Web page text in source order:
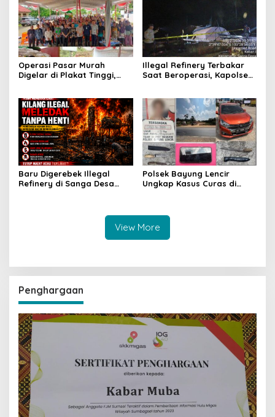
Operasi Pasar Murah
Digelar di Plakat Tinggi,
Beban Warga
Illegal Refinery Terbakar
Saat Beroperasi, Kapolsek
Pencegahan Terus
Dilakukan
Baru Digerebek Illegal
Refinery di Sanga Desa
Polsek Bayung Lencir
Ungkap Kasus Curas di
View More
Penghargaan